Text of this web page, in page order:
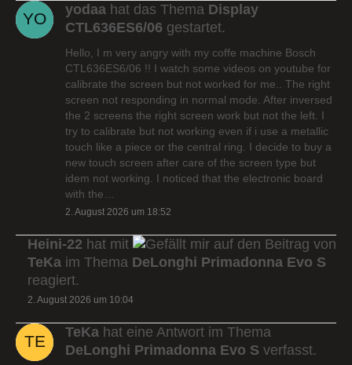
yodaa hat das Thema Display
CTL636ES6/06 gestartet.
Hello, I m very angry with my coffe machine Bosch
CTL636ES6/06 !! I watch some videos on youtube for
calibrate the screen but not worked for me.. The right
screen not responding in normal mode. After inversed
the 2 screens the right screen work but not the left. I
try to calibrate but not working even if i use a metallic
touch like a piece or the central ring. I decide to buy a
new touch screen after care of the screen type but
idem not working. I noticed that the electronic board
with the…
2. August 2026 um 18:52
Heini-22 hat mit
auf den Beitrag von
TeKa im Thema DeLonghi Primadonna Evo S
reagiert.
2. August 2026 um 10:04
TeKa hat eine Antwort im Thema
DeLonghi Primadonna Evo S verfasst.